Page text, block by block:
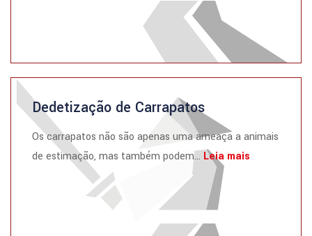
Dedetização de Carrapatos
Os carrapatos não são apenas uma ameaça a animais
de estimação, mas também podem... Leia mais